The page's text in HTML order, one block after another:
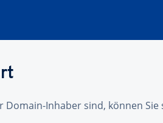
Inhaber sind, können